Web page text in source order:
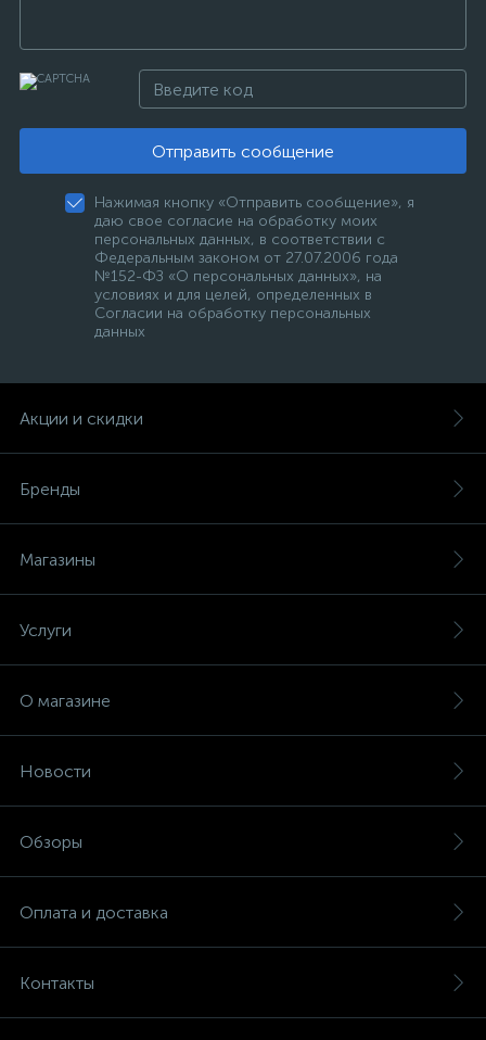
Отправить сообщение
Нажимая кнопку «Отправить сообщение», я
даю свое согласие на обработку моих
персональных данных, в соответствии с
Федеральным законом от 27.07.2006 года
№152-ФЗ «О персональных данных», на
условиях и для целей, определенных в
Согласии на обработку персональных
данных
Акции и скидки
Бренды
Магазины
Услуги
О магазине
Новости
Обзоры
Оплата и доставка
Контакты